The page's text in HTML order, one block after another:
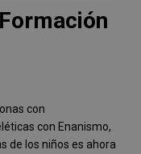
con
con Enanismo,
de los niños es ahora